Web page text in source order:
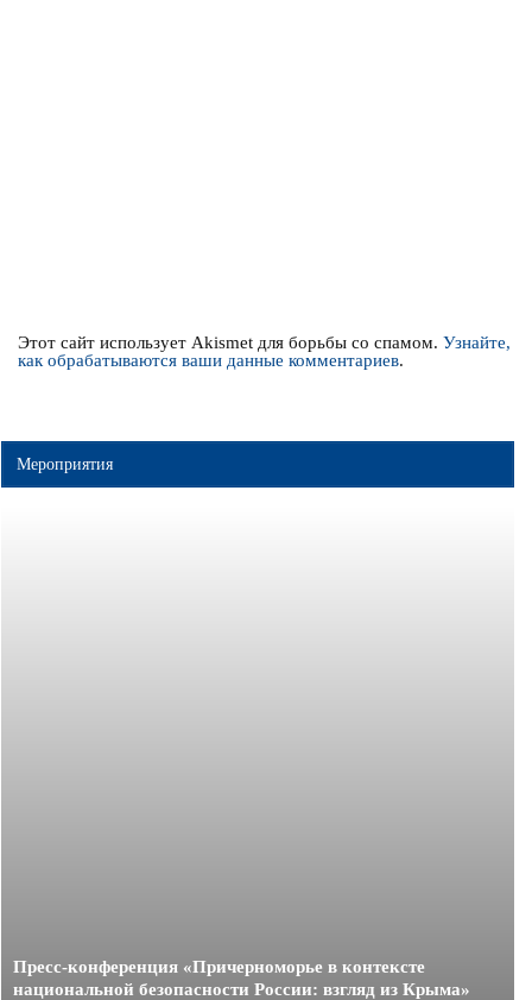
Этот сайт использует Akismet для борьбы со спамом.Узнайте,
как обрабатываются ваши данные комментариев.
Мероприятия
Пресс-конференция «Причерноморье в контексте
национальной безопасности России: взгляд из Крыма»